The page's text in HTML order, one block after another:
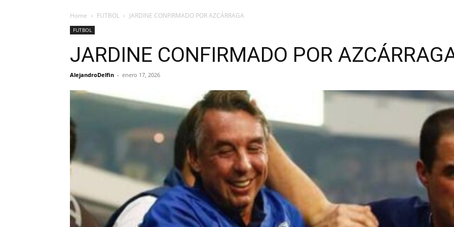
Home FUTBOL JARDINE CONFIRMADO POR AZCÁRRAGA
FUTBOL
JARDINE CONFIRMADO POR
AlejandroDelfin - enero 17, 2026